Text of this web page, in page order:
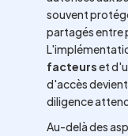
souvent
partagés entre
facteurset
d'accès
diligence
Au-delà des